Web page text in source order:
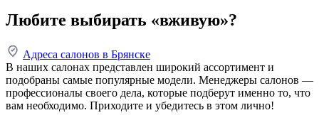
Любите выбирать «вживую»?
Адреса салонов в Брянске
В наших салонах представлен широкий ассортимент и
подобраны самые популярные модели. Менеджеры салонов —
профессионалы своего дела, которые подберут именно то, что
вам необходимо. Приходите и убедитесь в этом лично!